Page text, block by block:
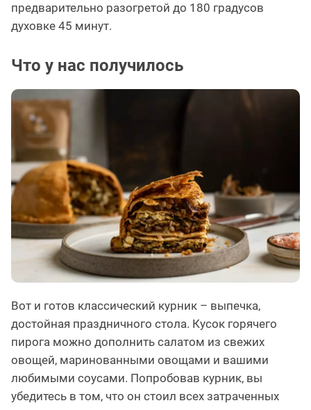
предварительно разогретой до 180 градусов
духовке 45 минут.
Что у нас получилось
Вот и готов классический курник – выпечка,
достойная праздничного стола. Кусок горячего
пирога можно дополнить салатом из свежих
овощей, маринованными овощами и вашими
любимыми соусами. Попробовав курник, вы
убедитесь в том, что он стоил всех затраченных